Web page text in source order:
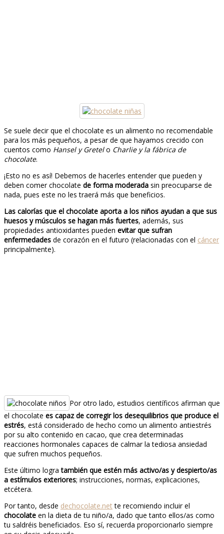
Se suele decir que el chocolate es un alimento no recomendable
para los más pequeños, a pesar de que hayamos crecido con
cuentos como Hansel y Gretelo Charlie y la fábrica de
chocolate.
¡Esto no es así! Debemos de hacerles entender que pueden y
deben comer chocolate de forma moderada sin preocuparse de
nada, pues este no les traerá más que beneficios.
Las calorías que el chocolate aporta a los niños ayudan a que sus
huesos y músculos se hagan más fuertes, además, sus
propiedades antioxidantes pueden evitar que sufran
enfermedades de corazón en el futuro (relacionadas con el cáncer
principalmente).
Por otro lado, estudios científicos afirman que
el chocolate es capaz de corregir los desequilibrios que produce el
estrés, está considerado de hecho como un alimento antiestrés
por su alto contenido en cacao, que crea determinadas
reacciones hormonales capaces de calmar la tediosa ansiedad
que sufren muchos pequeños.
Este último logra también que estén más activo/as y despierto/as
a estímulos exteriores; instrucciones, normas, explicaciones,
etcétera.
Por tanto, desde dechocolate.nette recomiendo incluir el
chocolate en la dieta de tu niño/a, dado que tanto ellos/as como
tu saldréis beneficiados. Eso sí, recuerda proporcionarlo siempre